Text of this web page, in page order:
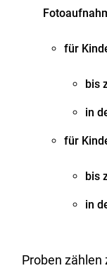
für
bis
in
für
bis
in
Proben zählen